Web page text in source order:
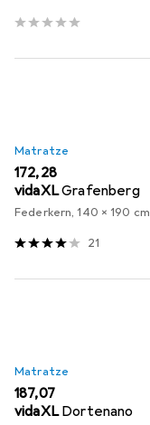
Matratze
EUR
172,28
vidaXLGrafenberg
Federkern, 140 x 190 cm
21
Matratze
EUR
187,07
vidaXL Dortenano